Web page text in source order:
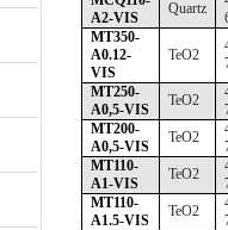
A2-VIS
Quartz
MT350-
A0.12-
VIS
TeO2
MT250-
A0,5-VIS
TeO2
MT200-
A0,5-VIS
TeO2
MT110-
A1-VIS
TeO2
MT110-
A1.5-VIS
TeO2